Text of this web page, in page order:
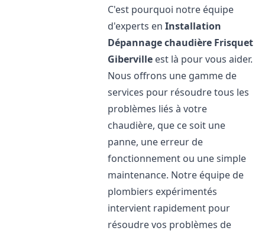
C'est pourquoi notre équipe
d'experts enInstallation
Dépannage chaudière Frisquet
Giberville est là pour vous aider.
Nous offrons une gamme de
services pour résoudre tous les
problèmes liés à votre
chaudière, que ce soit une
panne, une erreur de
fonctionnement ou une simple
maintenance. Notre équipe de
plombiers expérimentés
intervient rapidement pour
résoudre vos problèmes de